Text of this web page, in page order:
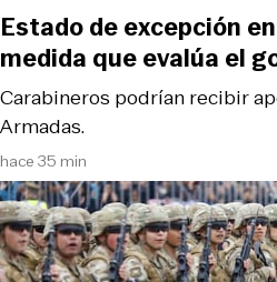
hace 35 min
Carabineros podrían recibir
Armadas.
Estado de excepción
medida que evalúa el